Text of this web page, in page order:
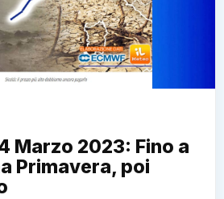
Marzo 2023: Fino a
Primavera, poi